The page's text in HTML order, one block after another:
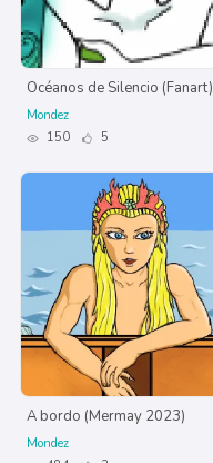
Océanos de Silencio (Fanart)
Mondez
150
5
A bordo (Mermay 2023)
Mondez